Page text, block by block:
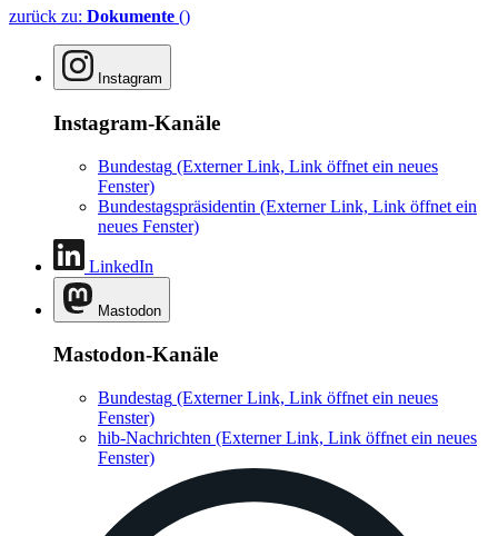
zurück zu: Dokumente ()
Instagram
Instagram-Kanäle
Bundestag (Externer Link, Link öffnet ein neues
Fenster)
Bundestagspräsidentin (Externer Link, Link öffnet ein
neues Fenster)
LinkedIn
Mastodon
Mastodon-Kanäle
Bundestag (Externer Link, Link öffnet ein neues
Fenster)
hib-Nachrichten (Externer Link, Link öffnet ein neues
Fenster)